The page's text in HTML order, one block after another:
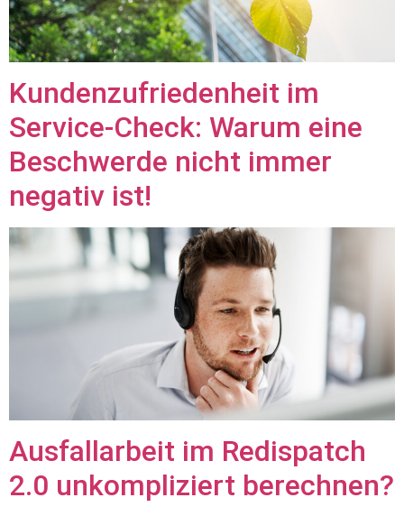
Kundenzufriedenheit im
Service-Check: Warum eine
Beschwerde nicht immer
negativ ist!
Ausfallarbeit im Redispatch
2.0 unkompliziert berechnen?